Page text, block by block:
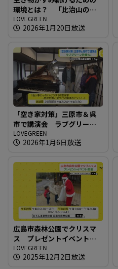
環境とは？ 「比治山の自
然たんけん！」開催
LOVEGREEN
2026年1月20日放送
「空き家対策」三原市＆呉
市で講演会 ラブグリーン
特番も！
LOVEGREEN
2026年1月6日放送
広島市森林公園でクリスマ
ス プレゼントイベント開
催
LOVEGREEN
2025年12月2日放送